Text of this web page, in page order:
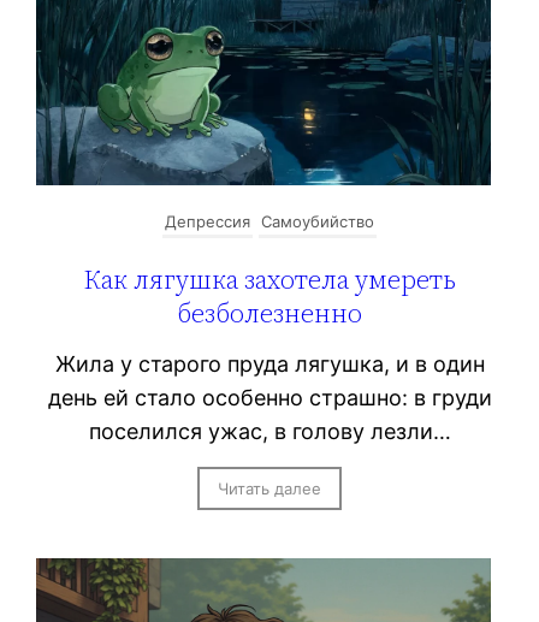
Депрессия Самоубийство
Как лягушка захотела умереть
безболезненно
Жила у старого пруда лягушка, и в один
день ей стало особенно страшно: в груди
поселился ужас, в голову лезли…
Читать далее